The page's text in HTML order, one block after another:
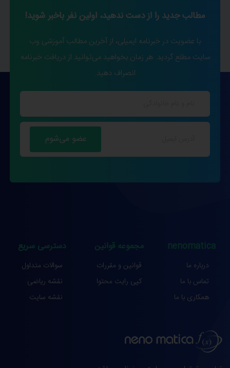
مطالب جدید را از دست ندهید، اولین نفر باخبر شوید!
با عضویت در خبرنامه ایمیلی، از آخرین مطالب آموزشی وب
سایت مطلع گردید. هر زمان بخواهید می‌توانید از دریافت خبرنامه
انصراف دهید.
nenomatica
درباره ما
تماس با ما
همکاری با ما
مجموعه قوانین
قوانین و مقررات
کپی رایت محتوا
دسترسی سریع
سوالات متداول
نقشه ریاضی
نقشه سایت